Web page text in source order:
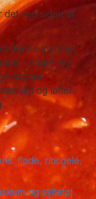
det ved siden af
denne topping,
– noget jeg
supper.
og løfter
og syltetøj